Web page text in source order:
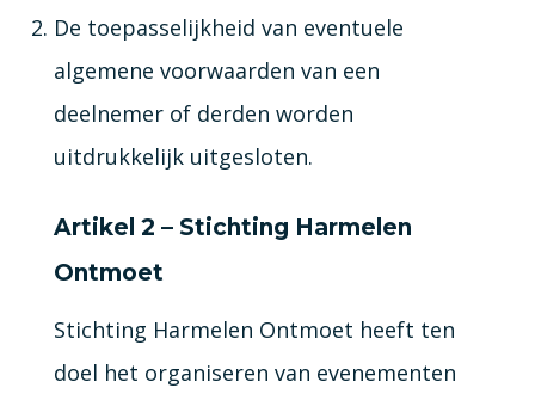
De toepasselijkheid van eventuele
algemene voorwaarden van een
deelnemer of derden worden
uitdrukkelijk uitgesloten.
Artikel 2 – Stichting Harmelen
Ontmoet
Stichting Harmelen Ontmoet heeft ten
doel het organiseren van evenementen